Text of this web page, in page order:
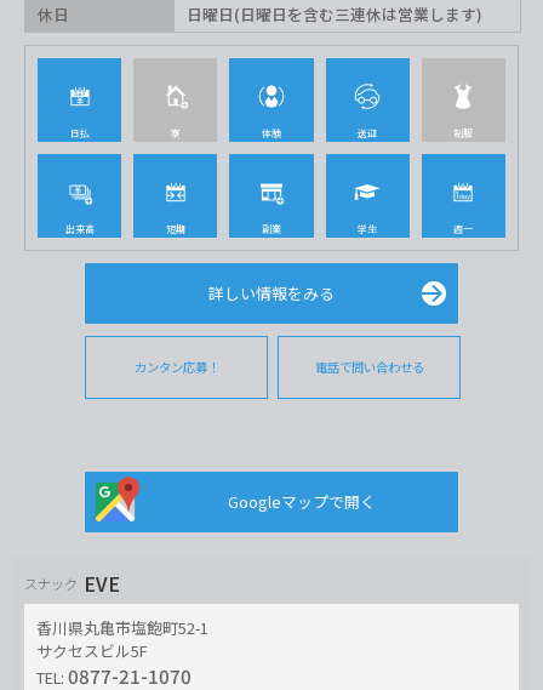
休日 日曜日(日曜日を含む三連休は営業します)
日払 寮 体験 送迎 制服
出来高 短期 副業 学生 週一
詳しい情報をみる
カンタン応募！ 電話で問い合わせる
Googleマップで開く
スナック EVE
香川県丸亀市塩飽町52-1
サクセスビル5F
TEL: 0877-21-1070